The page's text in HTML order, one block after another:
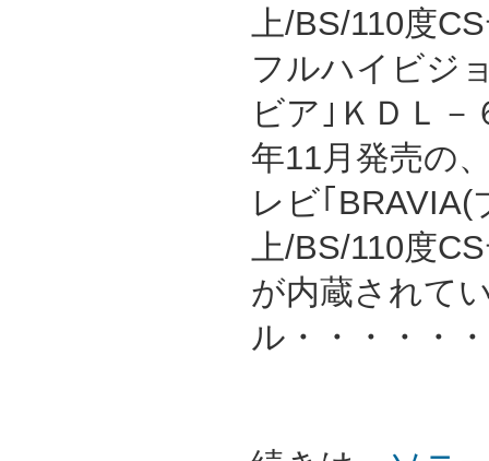
上/BS/110度
フルハイビジ
ビア｣ＫＤＬ－
年11月発売の
レビ｢
上/BS/110度
が内蔵されて
ル・・・・・